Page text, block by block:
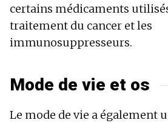
certains médicaments
traitement du cancer et les
immunosuppresseurs.
Mode de vie et os
Le mode de vie a également